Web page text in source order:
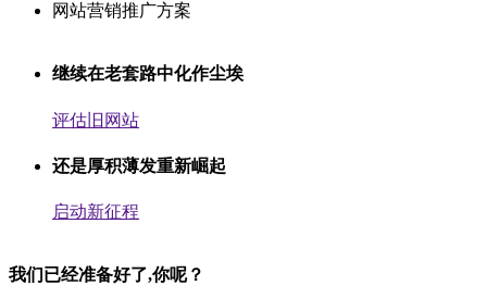
网站营销推广方案
继续在老套路中化作尘埃
评估旧网站
还是厚积薄发重新崛起
启动新征程
我们已经准备好了,你呢？